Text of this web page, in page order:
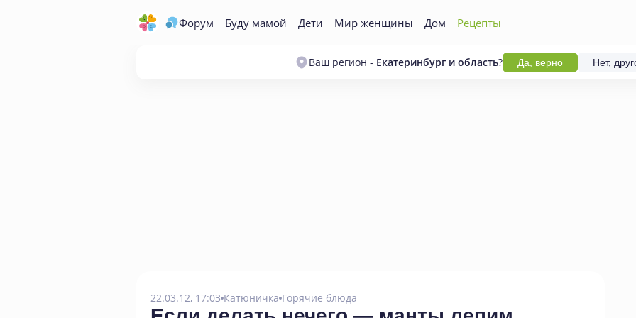
Форум Буду мамой Дети Мир женщины Дом Рецепты
Ваш регион - Екатеринбург и область? Да, верно Нет,
22.03.12, 17:03 Катюничка Горячие блюда